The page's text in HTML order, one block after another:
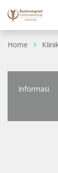
Home
Informasi